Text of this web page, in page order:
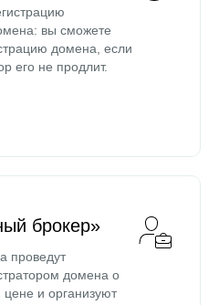
вы сможете
домена, если
его не продлит.
брокер»
проведут
домена о
и организуют